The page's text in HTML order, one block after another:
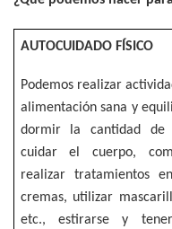
AUTOCUIDADO FÍSICO
Podemos realizar
alimentación sana y
dormir la cantidad de
cuidar el cuerpo,
realizar tratamientos
cremas, utilizar
etc., estirarse y